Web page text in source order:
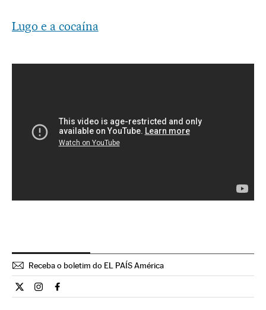
Lugo e a cocaína
Receba o boletim do EL PAÍS América
Internacional El País Brasil en Twitter
Internacional El País Brasil en Instagram
Internacional El País Brasil en Facebook